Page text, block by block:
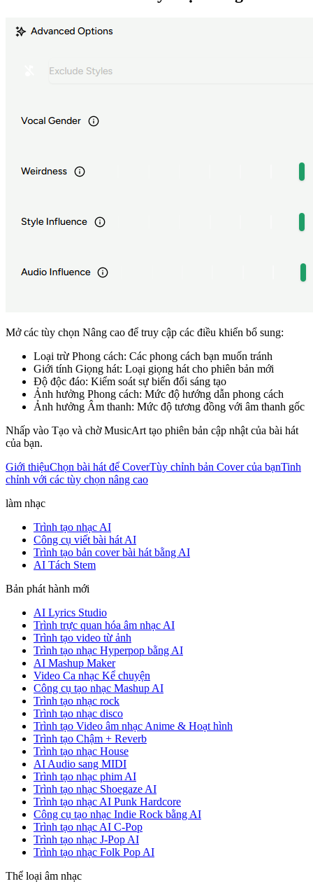
Mở các tùy chọn Nâng cao để truy cập các điều khiển bổ sung:
Loại trừ Phong cách: Các phong cách bạn muốn tránh
Giới tính Giọng hát: Loại giọng hát cho phiên bản mới
Độ độc đáo: Kiểm soát sự biến đổi sáng tạo
Ảnh hưởng Phong cách: Mức độ hướng dẫn phong cách
Ảnh hưởng Âm thanh: Mức độ tương đồng với âm thanh gốc
Nhấp vào Tạo và chờ MusicArt tạo phiên bản cập nhật của bài hát
của bạn.
Giới thiệuChọn bài hát để CoverTùy chỉnh bản Cover của bạnTinh
chỉnh với các tùy chọn nâng cao
làm nhạc
Trình tạo nhạc AI
Công cụ viết bài hát AI
Trình tạo bản cover bài hát bằng AI
AI Tách Stem
Bản phát hành mới
AI Lyrics Studio
Trình trực quan hóa âm nhạc AI
Trình tạo video từ ảnh
Trình tạo nhạc Hyperpop bằng AI
AI Mashup Maker
Video Ca nhạc Kể chuyện
Công cụ tạo nhạc Mashup AI
Trình tạo nhạc rock
Trình tạo nhạc disco
Trình tạo Video âm nhạc Anime & Hoạt hình
Trình tạo Chậm + Reverb
Trình tạo nhạc House
AI Audio sang MIDI
Trình tạo nhạc phim AI
Trình tạo nhạc Shoegaze AI
Trình tạo nhạc AI Punk Hardcore
Công cụ tạo nhạc Indie Rock bằng AI
Trình tạo nhạc AI C-Pop
Trình tạo nhạc J-Pop AI
Trình tạo nhạc Folk Pop AI
Thể loại âm nhạc